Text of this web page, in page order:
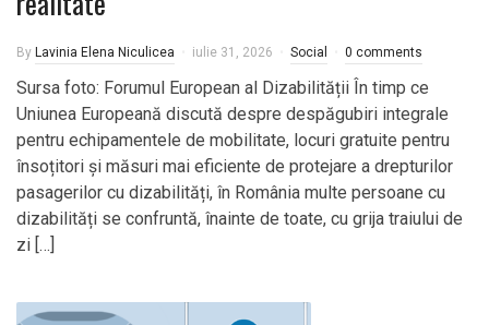
By Lavinia Elena Niculicea iulie 31, 2026 Social 0 comments
Sursa foto: Forumul European al Dizabilității În timp ce
Uniunea Europeană discută despre despăgubiri integrale
pentru echipamentele de mobilitate, locuri gratuite pentru
însoțitori și măsuri mai eficiente de protejare a drepturilor
pasagerilor cu dizabilități, în România multe persoane cu
dizabilități se confruntă, înainte de toate, cu grija traiului de
zi […]